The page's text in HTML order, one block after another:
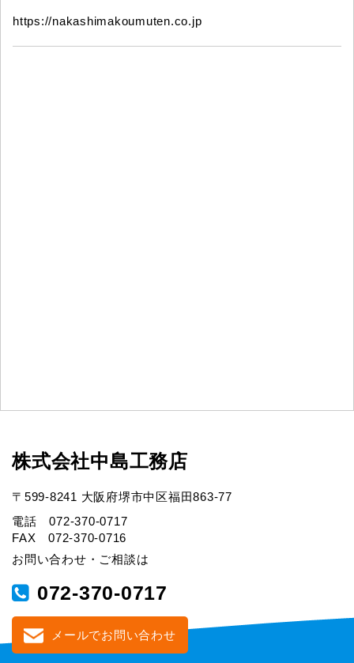
https://nakashimakoumuten.co.jp
株式会社中島工務店
〒599-8241 大阪府堺市中区福田863-77
電話 072-370-0717
FAX 072-370-0716
お問い合わせ・ご相談は
072-370-0717
メールでお問い合わせ